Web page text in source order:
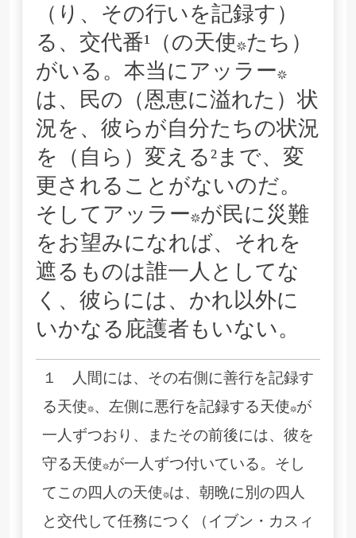
（り、その行いを記録す）
る、交代番¹（の天使*たち）
がいる。本当にアッラー*
は、民の（恩恵に溢れた）状
況を、彼らが自分たちの状況
を（自ら）変える²まで、変
更されることがないのだ。
そしてアッラー*が民に災難
をお望みになれば、それを
遮るものは誰一人としてな
く、彼らには、かれ以外に
いかなる庇護者もいない。
１ 人間には、その右側に善行を記録す
る天使*、左側に悪行を記録する天使*が
一人ずつおり、またその前後には、彼を
守る天使*が一人ずつ付いている。そし
てこの四人の天使*は、朝晩に別の四人
と交代して任務につく（イブン・カスィ